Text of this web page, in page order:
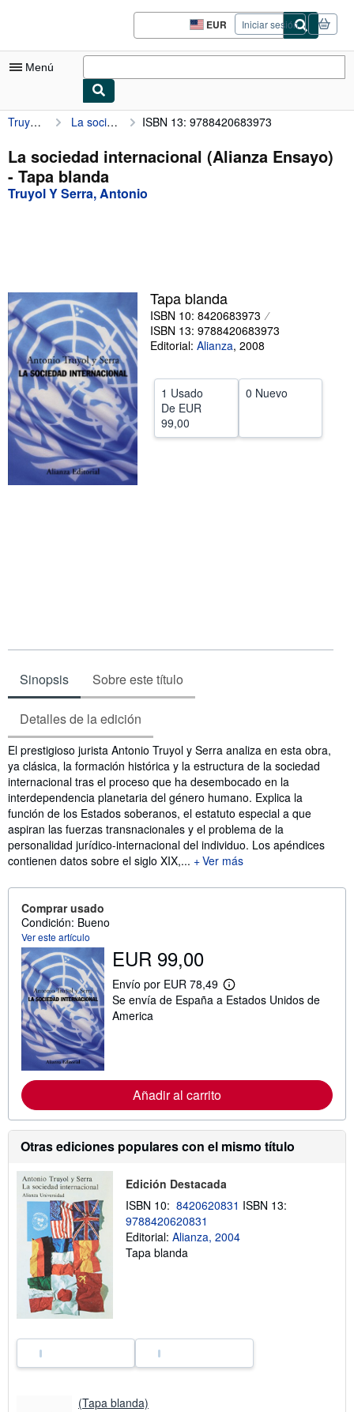
Pasar al contenido principal
EUR
Preferencias
de
del
Iniciar sesión
Menú
Mi cuenta
Consultar mis pedidos
Búsqueda avanzada
Colecciones
Vendedores
Comenzar a vender
Ayuda
Truyol Y Serra, Antonio La sociedad internacional (Alianza Ensayo) ISBN 13: 9788420683973
La sociedad internacional (Alianza Ensayo)
- Tapa blanda
Truyol Y Serra, Antonio
Tapa blanda
ISBN 10: 8420683973
ISBN 13: 9788420683973
Editorial: Alianza, 2008
1 Usado
De EUR
99,00
0 Nuevo
Sinopsis Sobre este título
Detalles de la edición
Sinopsis
El prestigioso jurista Antonio Truyol y Serra analiza en esta obra,
ya clásica, la formación histórica y la estructura de la sociedad
internacional tras el proceso que ha desembocado en la
interdependencia planetaria del género humano. Explica la
función de los Estados soberanos, el estatuto especial a que
aspiran las fuerzas transnacionales y el problema de la
personalidad jurídico-internacional del individuo. Los apéndices
contienen datos sobre el siglo XIX,...
Ver más
Comprar usado
Condición: Bueno
Ver este artículo
EUR 99,00
Envío por EUR 78,49
M
á
m
c
i
ó
n
s
e
s
n
Se envía de España a Estados Unidos de
America
Añadir al carrito
Otras ediciones populares con el mismo título
Edición Destacada
ISBN 10: 8420620831 ISBN 13:
9788420620831
Editorial: Alianza, 2004
Tapa blanda
(Tapa blanda)